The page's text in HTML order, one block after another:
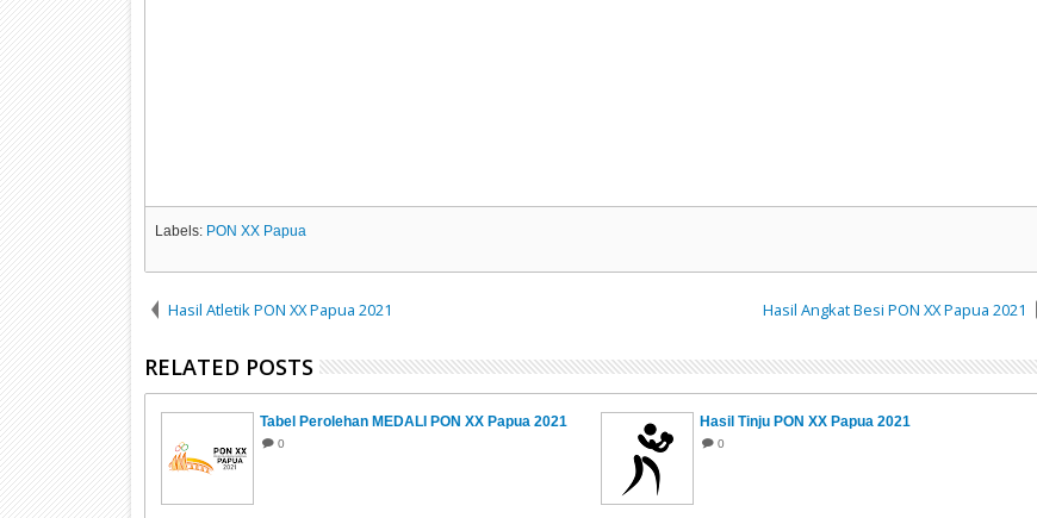
Labels: PON XX Papua
Hasil Atletik PON XX Papua 2021 Hasil Angkat Besi PON XX Papua 2021
RELATED POSTS
Tabel Perolehan MEDALI PON XX Papua 2021
0
Hasil Tinju PON XX Papua 2021
0